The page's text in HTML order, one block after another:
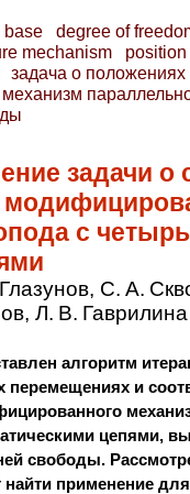
base
degree of
mechanism
задача о положениях
механизм
задачи о
с
С. А.
Л. В. Гаврилина
алгоритм
перемещениях и
цепями,
свободы.
найти применение